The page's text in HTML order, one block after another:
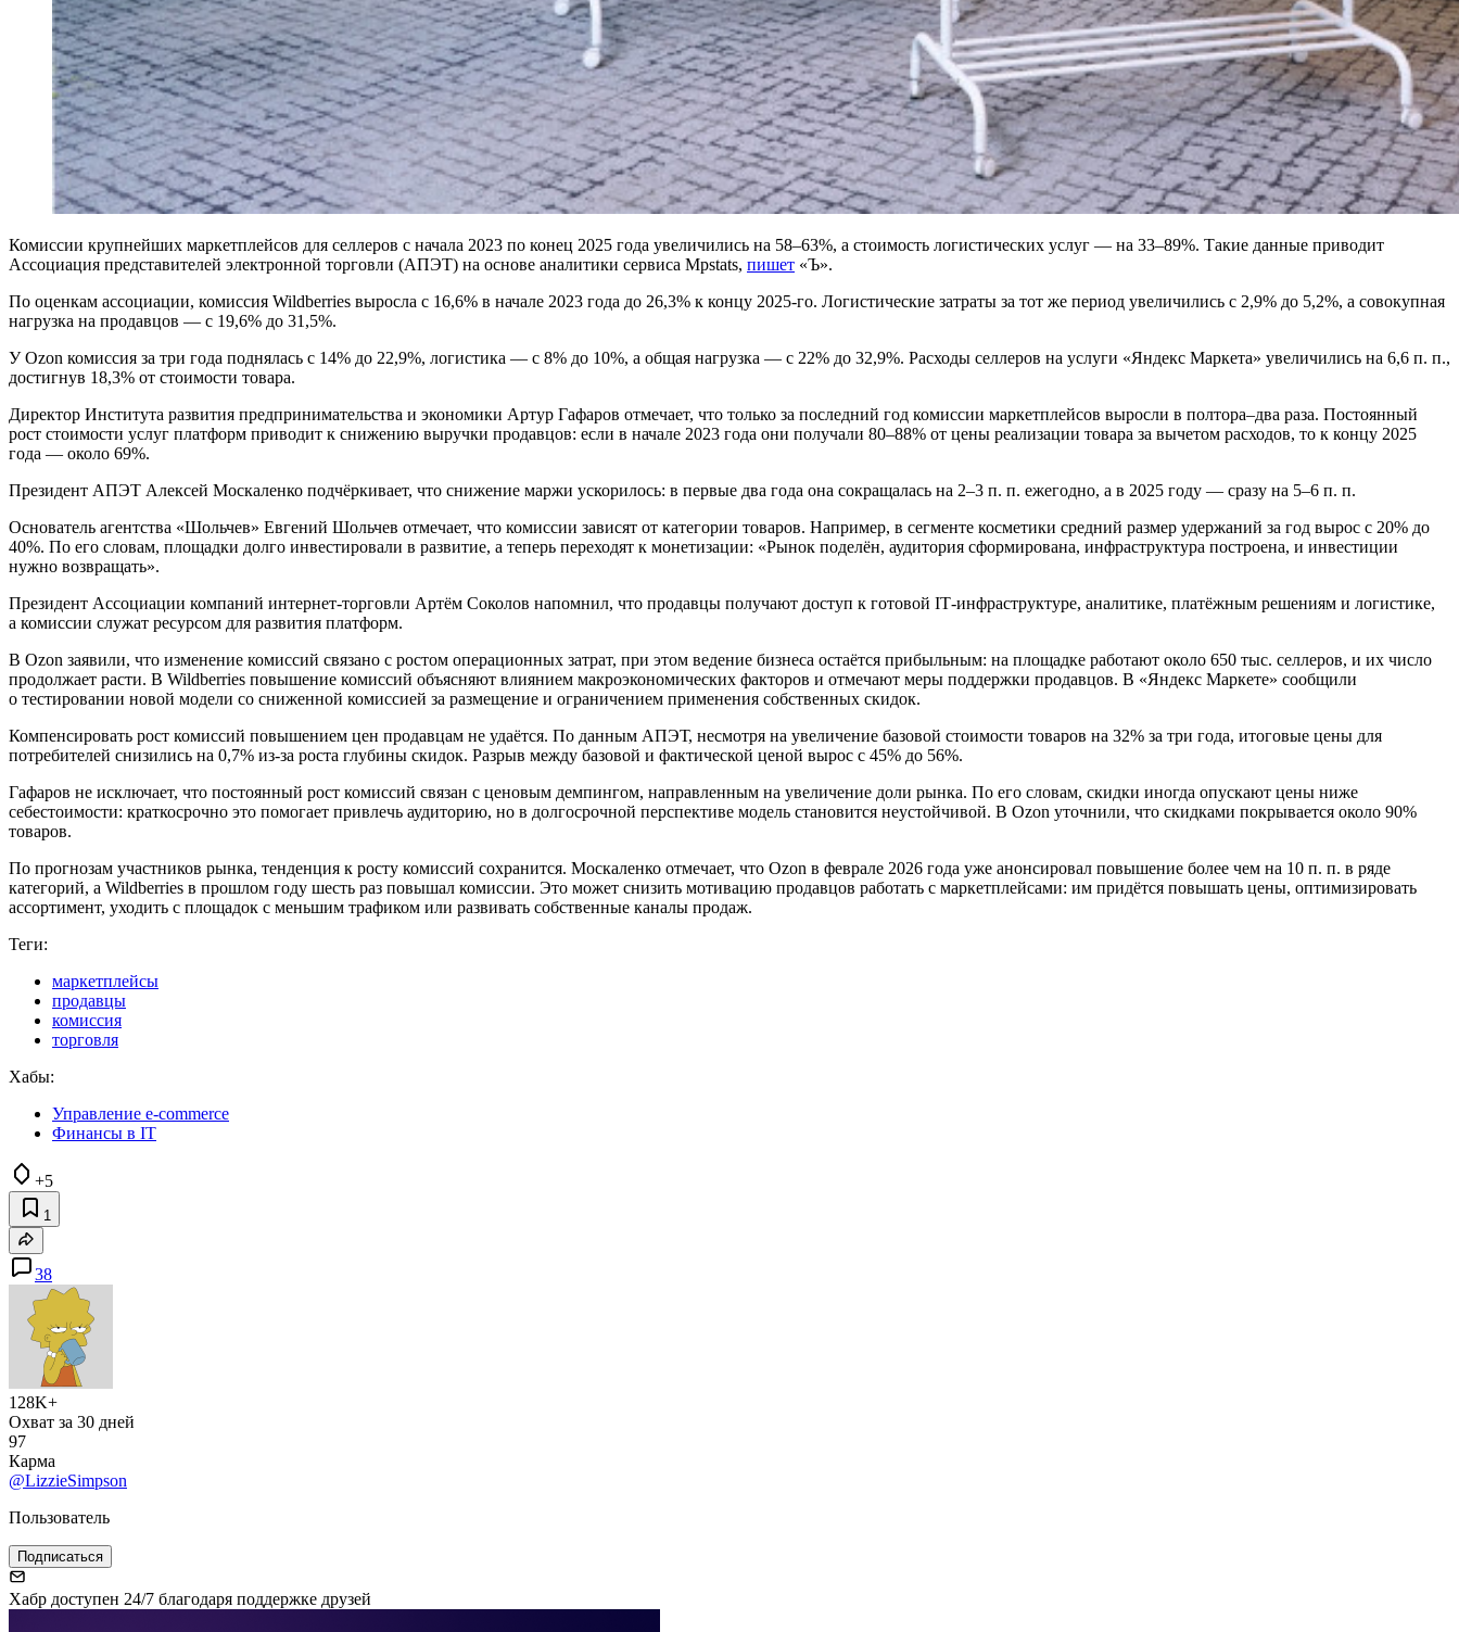
Комиссии крупнейших маркетплейсов для селлеров с начала 2023 по конец 2025 года увеличились на 58–63%, а стоимость логистических услуг — на 33–89%. Такие данные приводит
Ассоциация представителей электронной торговли (АПЭТ) на основе аналитики сервиса Mpstats, пишет «Ъ».
По оценкам ассоциации, комиссия Wildberries выросла с 16,6% в начале 2023 года до 26,3% к концу 2025-го. Логистические затраты за тот же период увеличились с 2,9% до 5,2%, а совокупная
нагрузка на продавцов — с 19,6% до 31,5%.
У Ozon комиссия за три года поднялась с 14% до 22,9%, логистика — с 8% до 10%, а общая нагрузка — с 22% до 32,9%. Расходы селлеров на услуги «Яндекс Маркета» увеличились на 6,6 п. п.,
достигнув 18,3% от стоимости товара.
Директор Института развития предпринимательства и экономики Артур Гафаров отмечает, что только за последний год комиссии маркетплейсов выросли в полтора–два раза. Постоянный
рост стоимости услуг платформ приводит к снижению выручки продавцов: если в начале 2023 года они получали 80–88% от цены реализации товара за вычетом расходов, то к концу 2025
года — около 69%.
Президент АПЭТ Алексей Москаленко подчёркивает, что снижение маржи ускорилось: в первые два года она сокращалась на 2–3 п. п. ежегодно, а в 2025 году — сразу на 5–6 п. п.
Основатель агентства «Шольчев» Евгений Шольчев отмечает, что комиссии зависят от категории товаров. Например, в сегменте косметики средний размер удержаний за год вырос с 20% до
40%. По его словам, площадки долго инвестировали в развитие, а теперь переходят к монетизации: «Рынок поделён, аудитория сформирована, инфраструктура построена, и инвестиции
нужно возвращать».
Президент Ассоциации компаний интернет‑торговли Артём Соколов напомнил, что продавцы получают доступ к готовой IT‑инфраструктуре, аналитике, платёжным решениям и логистике,
а комиссии служат ресурсом для развития платформ.
В Ozon заявили, что изменение комиссий связано с ростом операционных затрат, при этом ведение бизнеса остаётся прибыльным: на площадке работают около 650 тыс. селлеров, и их число
продолжает расти. В Wildberries повышение комиссий объясняют влиянием макроэкономических факторов и отмечают меры поддержки продавцов. В «Яндекс Маркете» сообщили
о тестировании новой модели со сниженной комиссией за размещение и ограничением применения собственных скидок.
Компенсировать рост комиссий повышением цен продавцам не удаётся. По данным АПЭТ, несмотря на увеличение базовой стоимости товаров на 32% за три года, итоговые цены для
потребителей снизились на 0,7% из-за роста глубины скидок. Разрыв между базовой и фактической ценой вырос с 45% до 56%.
Гафаров не исключает, что постоянный рост комиссий связан с ценовым демпингом, направленным на увеличение доли рынка. По его словам, скидки иногда опускают цены ниже
себестоимости: краткосрочно это помогает привлечь аудиторию, но в долгосрочной перспективе модель становится неустойчивой. В Ozon уточнили, что скидками покрывается около 90%
товаров.
По прогнозам участников рынка, тенденция к росту комиссий сохранится. Москаленко отмечает, что Ozon в феврале 2026 года уже анонсировал повышение более чем на 10 п. п. в ряде
категорий, а Wildberries в прошлом году шесть раз повышал комиссии. Это может снизить мотивацию продавцов работать с маркетплейсами: им придётся повышать цены, оптимизировать
ассортимент, уходить с площадок с меньшим трафиком или развивать собственные каналы продаж.
Теги:
маркетплейсы
продавцы
комиссия
торговля
Хабы:
Управление e-commerce
Финансы в IT
+5
1
38
128K+
Охват за 30 дней
97
Карма
@LizzieSimpson
Пользователь
Подписаться
Хабр доступен 24/7 благодаря поддержке друзей